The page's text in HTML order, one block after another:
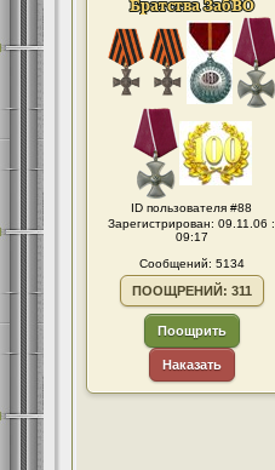
ID пользователя #88
Зарегистрирован: 09.11.06 :
09:17
Сообщений: 5134
ПООЩРЕНИЙ: 311
Поощрить
Наказать